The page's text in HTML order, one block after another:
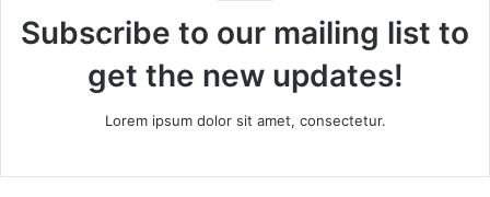
Subscribe to our mailing list to
get the new updates!
Lorem ipsum dolor sit amet, consectetur.